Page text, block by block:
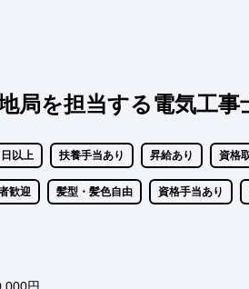
局を担当する電気工事
以上 扶養手当あり 昇給あり 資格
歓迎 髪型・髪色自由 資格手当あり